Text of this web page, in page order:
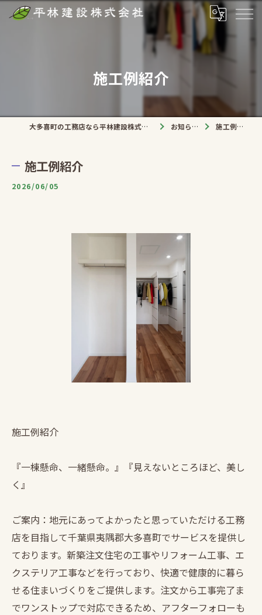
施工例紹介
大多喜町の工務店なら平林建設株式会社 お知らせ 施工例紹介
施工例紹介
2026/06/05
施工例紹介
『一棟懸命、一緒懸命。』『見えないところほど、美し
く』
ご案内：地元にあってよかったと思っていただける工務
店を目指して千葉県夷隅郡大多喜町でサービスを提供し
ております。新築注文住宅の工事やリフォーム工事、エ
クステリア工事などを行っており、快適で健康的に暮ら
せる住まいづくりをご提供します。注文から工事完了ま
でワンストップで対応できるため、アフターフォローも